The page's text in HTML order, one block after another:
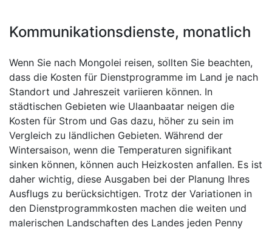
Kommunikationsdienste, monatlich
Wenn Sie nach Mongolei reisen, sollten Sie beachten,
dass die Kosten für Dienstprogramme im Land je nach
Standort und Jahreszeit variieren können. In
städtischen Gebieten wie Ulaanbaatar neigen die
Kosten für Strom und Gas dazu, höher zu sein im
Vergleich zu ländlichen Gebieten. Während der
Wintersaison, wenn die Temperaturen signifikant
sinken können, können auch Heizkosten anfallen. Es ist
daher wichtig, diese Ausgaben bei der Planung Ihres
Ausflugs zu berücksichtigen. Trotz der Variationen in
den Dienstprogrammkosten machen die weiten und
malerischen Landschaften des Landes jeden Penny